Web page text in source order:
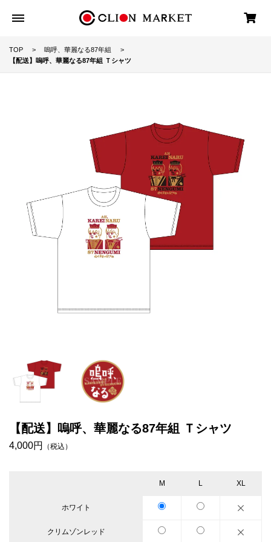
TOP
嗚呼、華麗なる87年組
【配送】嗚呼、華麗なる87年組 Ｔシャツ
【配送】嗚呼、華麗なる87年組 Ｔシャツ
4,000円 （税込）
M L XL
ホワイト
クリムゾンレッド